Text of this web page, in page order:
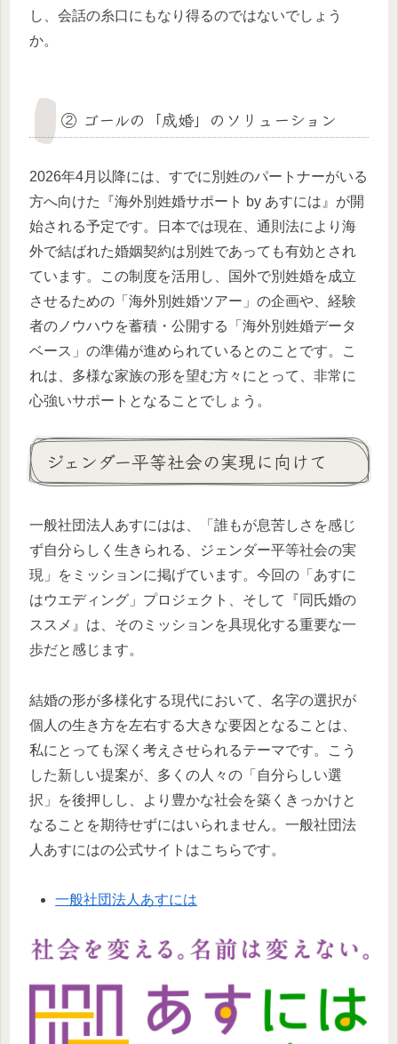
し、会話の糸口にもなり得るのではないでしょう
か。
② ゴールの「成婚」のソリューション
2026年4月以降には、すでに別姓のパートナーがいる
方へ向けた『海外別姓婚サポート by あすには』が開
始される予定です。日本では現在、通則法により海
外で結ばれた婚姻契約は別姓であっても有効とされ
ています。この制度を活用し、国外で別姓婚を成立
させるための「海外別姓婚ツアー」の企画や、経験
者のノウハウを蓄積・公開する「海外別姓婚データ
ベース」の準備が進められているとのことです。こ
れは、多様な家族の形を望む方々にとって、非常に
心強いサポートとなることでしょう。
ジェンダー平等社会の実現に向けて
一般社団法人あすにはは、「誰もが息苦しさを感じ
ず自分らしく生きられる、ジェンダー平等社会の実
現」をミッションに掲げています。今回の「あすに
はウエディング」プロジェクト、そして『同氏婚の
ススメ』は、そのミッションを具現化する重要な一
歩だと感じます。
結婚の形が多様化する現代において、名字の選択が
個人の生き方を左右する大きな要因となることは、
私にとっても深く考えさせられるテーマです。こう
した新しい提案が、多くの人々の「自分らしい選
択」を後押しし、より豊かな社会を築くきっかけと
なることを期待せずにはいられません。一般社団法
人あすにはの公式サイトはこちらです。
一般社団法人あすには